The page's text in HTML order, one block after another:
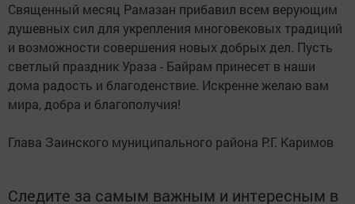
Священный месяц Рамазан прибавил всем верующим
душевных сил для укрепления многовековых традиций
и возможности совершения новых добрых дел. Пусть
светлый праздник Ураза - Байрам принесет в наши
дома радость и благоденствие. Искренне желаю вам
мира, добра и благополучия!
Глава Заинского муниципального района Р.Г. Каримов
Следите за самым важным и интересным в